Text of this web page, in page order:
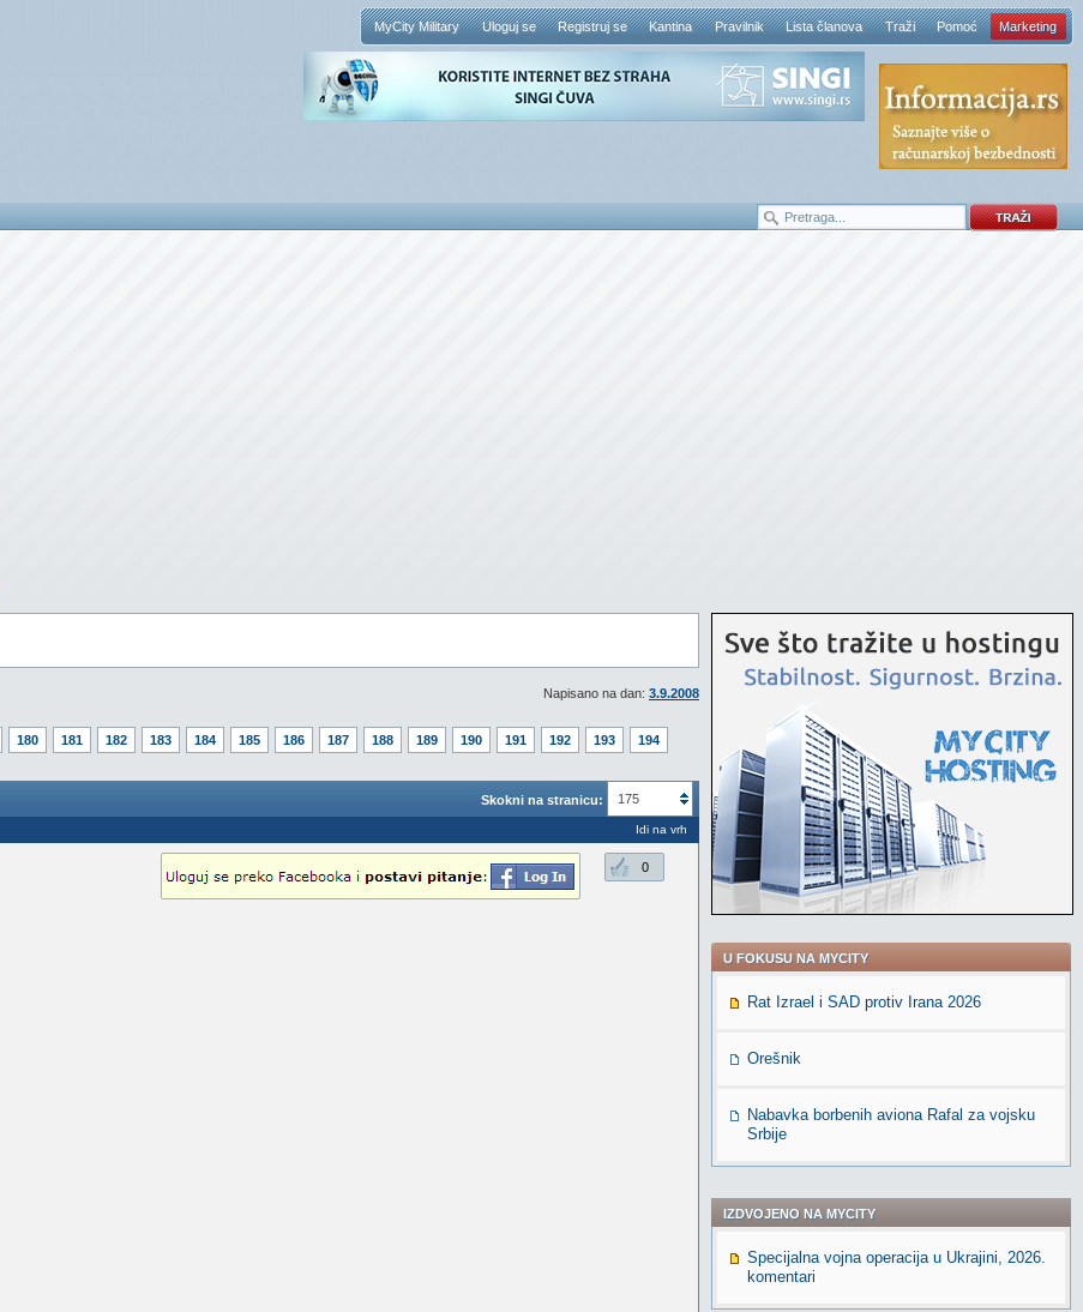
MyCity Military Uloguj se Registruj se Kantina Pravilnik Lista članova Traži Pomoć Marketing
Napisano na dan: 3.9.2008
180 181 182 183 184 185 186 187 188 189 190 191 192 193
194
Skokni na stranicu: 175
Idi na vrh
0
U FOKUSU NA MYCITY
Rat Izrael i SAD protiv Irana 2026
Orešnik
Nabavka borbenih aviona Rafal za vojsku
Srbije
IZDVOJENO NA MYCITY
Specijalna vojna operacija u Ukrajini, 2026.
komentari